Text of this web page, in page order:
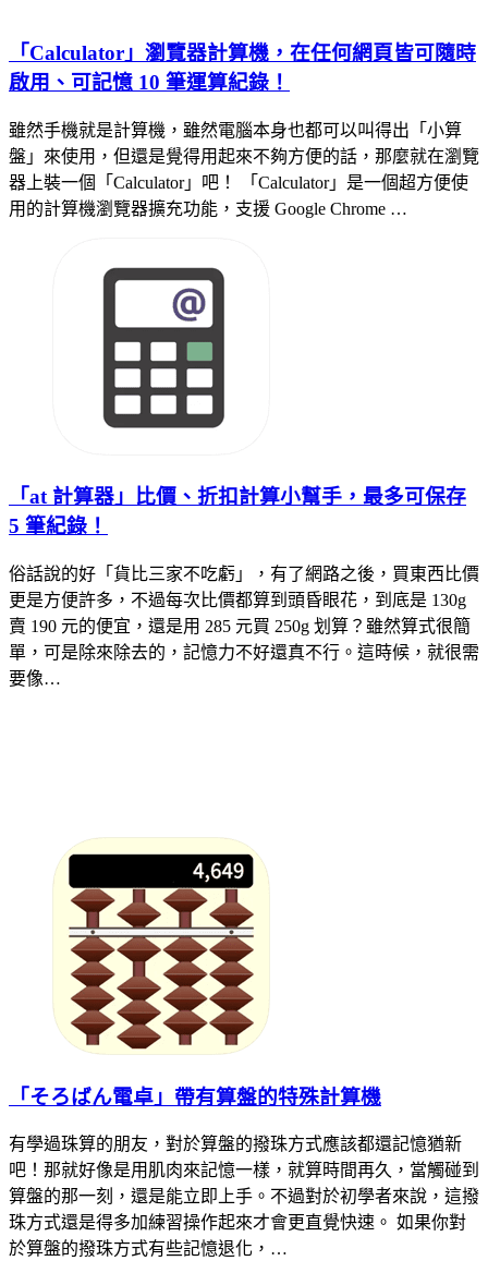
「Calculator」瀏覽器計算機，在任何網頁皆可隨時
啟用、可記憶 10 筆運算紀錄！
雖然手機就是計算機，雖然電腦本身也都可以叫得出「小算
盤」來使用，但還是覺得用起來不夠方便的話，那麼就在瀏覽
器上裝一個「Calculator」吧！ 「Calculator」是一個超方便使
用的計算機瀏覽器擴充功能，支援 Google Chrome …
「at 計算器」比價、折扣計算小幫手，最多可保存
5 筆紀錄！
俗話說的好「貨比三家不吃虧」，有了網路之後，買東西比價
更是方便許多，不過每次比價都算到頭昏眼花，到底是 130g
賣 190 元的便宜，還是用 285 元買 250g 划算？雖然算式很簡
單，可是除來除去的，記憶力不好還真不行。這時候，就很需
要像…
「そろばん電卓」帶有算盤的特殊計算機
有學過珠算的朋友，對於算盤的撥珠方式應該都還記憶猶新
吧！那就好像是用肌肉來記憶一樣，就算時間再久，當觸碰到
算盤的那一刻，還是能立即上手。不過對於初學者來說，這撥
珠方式還是得多加練習操作起來才會更直覺快速。 如果你對
於算盤的撥珠方式有些記憶退化，…